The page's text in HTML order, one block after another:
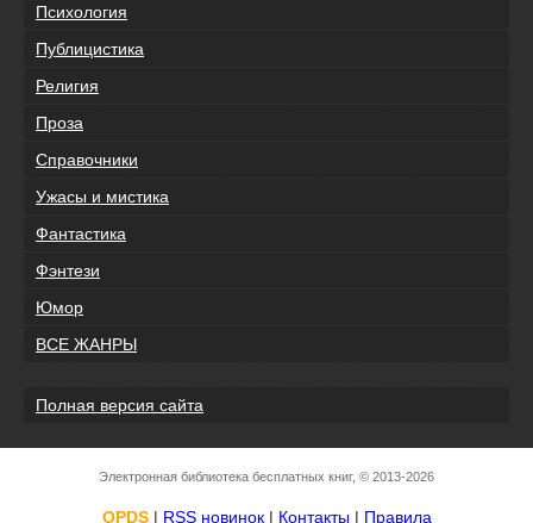
Психология
Публицистика
Религия
Проза
Справочники
Ужасы и мистика
Фантастика
Фэнтези
Юмор
ВСЕ ЖАНРЫ
Полная версия сайта
Электронная библиотека бесплатных книг, © 2013-2026
OPDS| RSS новинок| Контакты| Правила